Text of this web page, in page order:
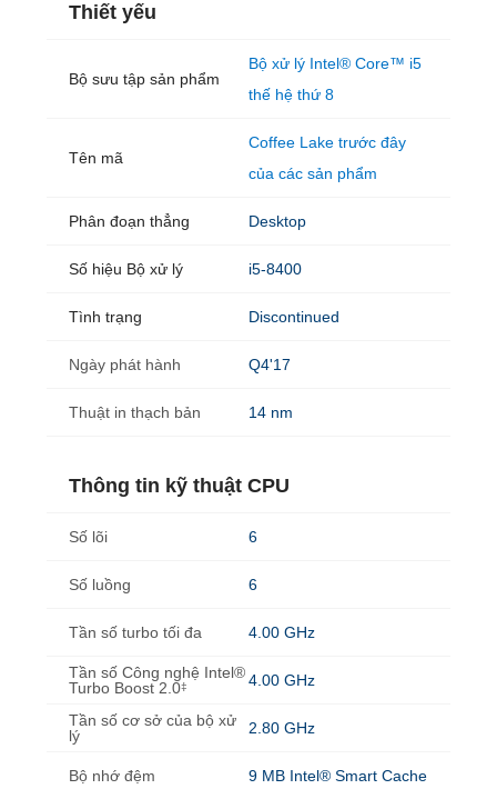
Thiết yếu
Bộ sưu tập sản phẩm
Bộ xử lý Intel® Core™ i5
thế hệ thứ 8
Tên mã
Coffee Lake trước đây
của các sản phẩm
Phân đoạn thẳng Desktop
Số hiệu Bộ xử lý i5-8400
Tình trạng Discontinued
Ngày phát hành Q4'17
Thuật in thạch bản 14 nm
Thông tin kỹ thuật CPU
Số lõi 6
Số luồng 6
Tần số turbo tối đa 4.00 GHz
Tần số Công nghệ Intel®
Turbo Boost 2.0‡ 4.00 GHz
Tần số cơ sở của bộ xử
lý
2.80 GHz
Bộ nhớ đệm 9 MB Intel® Smart Cache